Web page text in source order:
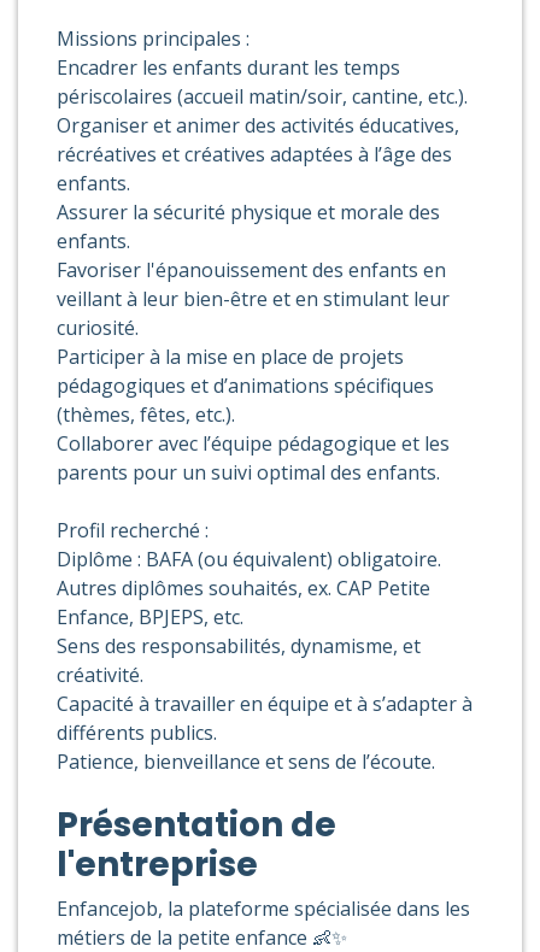
Missions principales :
Encadrer les enfants durant les temps
périscolaires (accueil matin/soir, cantine, etc.).
Organiser et animer des activités éducatives,
récréatives et créatives adaptées à l’âge des
enfants.
Assurer la sécurité physique et morale des
enfants.
Favoriser l'épanouissement des enfants en
veillant à leur bien-être et en stimulant leur
curiosité.
Participer à la mise en place de projets
pédagogiques et d’animations spécifiques
(thèmes, fêtes, etc.).
Collaborer avec l’équipe pédagogique et les
parents pour un suivi optimal des enfants.
Profil recherché :
Diplôme : BAFA (ou équivalent) obligatoire.
Autres diplômes souhaités, ex. CAP Petite
Enfance, BPJEPS, etc.
Sens des responsabilités, dynamisme, et
créativité.
Capacité à travailler en équipe et à s’adapter à
différents publics.
Patience, bienveillance et sens de l’écoute.
Présentation de
l'entreprise
Enfancejob, la plateforme spécialisée dans les
métiers de la petite enfance 👶✨